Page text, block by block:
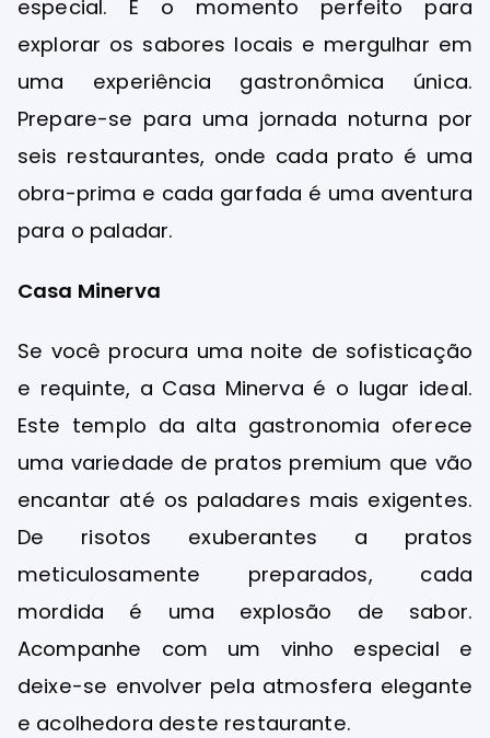
especial. É o momento perfeito para
explorar os sabores locais e mergulhar em
uma experiência gastronômica única.
Prepare-se para uma jornada noturna por
seis restaurantes, onde cada prato é uma
obra-prima e cada garfada é uma aventura
para o paladar.
Casa Minerva
Se você procura uma noite de sofisticação
e requinte, a Casa Minerva é o lugar ideal.
Este templo da alta gastronomia oferece
uma variedade de pratos premium que vão
encantar até os paladares mais exigentes.
De risotos exuberantes a pratos
meticulosamente preparados, cada
mordida é uma explosão de sabor.
Acompanhe com um vinho especial e
deixe-se envolver pela atmosfera elegante
e acolhedora deste restaurante.